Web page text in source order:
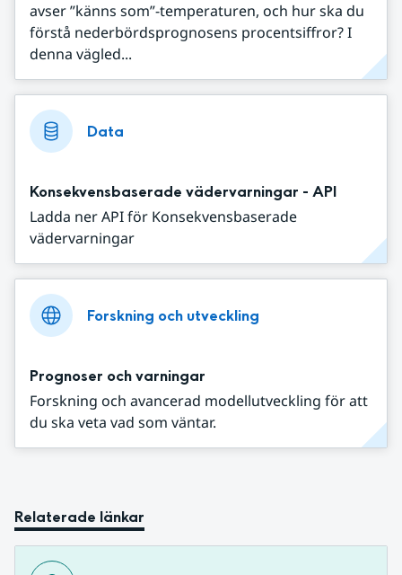
avser ”känns som”-temperaturen, och hur ska du
förstå nederbördsprognosens procentsiffror? I
denna vägled...
Data
Konsekvensbaserade vädervarningar - API
Ladda ner API för Konsekvensbaserade
vädervarningar
Forskning och utveckling
Prognoser och varningar
Forskning och avancerad modellutveckling för att
du ska veta vad som väntar.
Relaterade länkar